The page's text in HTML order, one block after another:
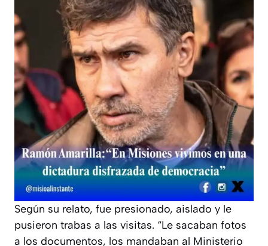
Según su relato, fue presionado, aislado y le
pusieron trabas a las visitas. “Le sacaban fotos
a los documentos, los mandaban al Ministerio